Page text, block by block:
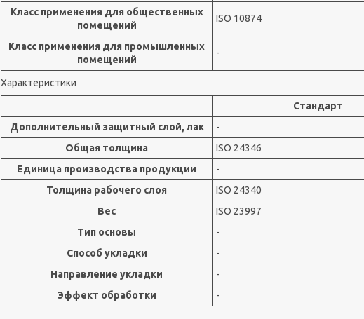
Класс применения для общественных
помещений
ISO 10874
Класс применения для промышленных
помещений
-
Характеристики
Стандарт
Дополнительный защитный слой, лак
-
Общая толщина
ISO 24346
Единица производства продукции
-
Толщина рабочего слоя
ISO 24340
Вес
ISO 23997
Тип основы
-
Способ укладки
-
Направление укладки
-
Эффект обработки
-